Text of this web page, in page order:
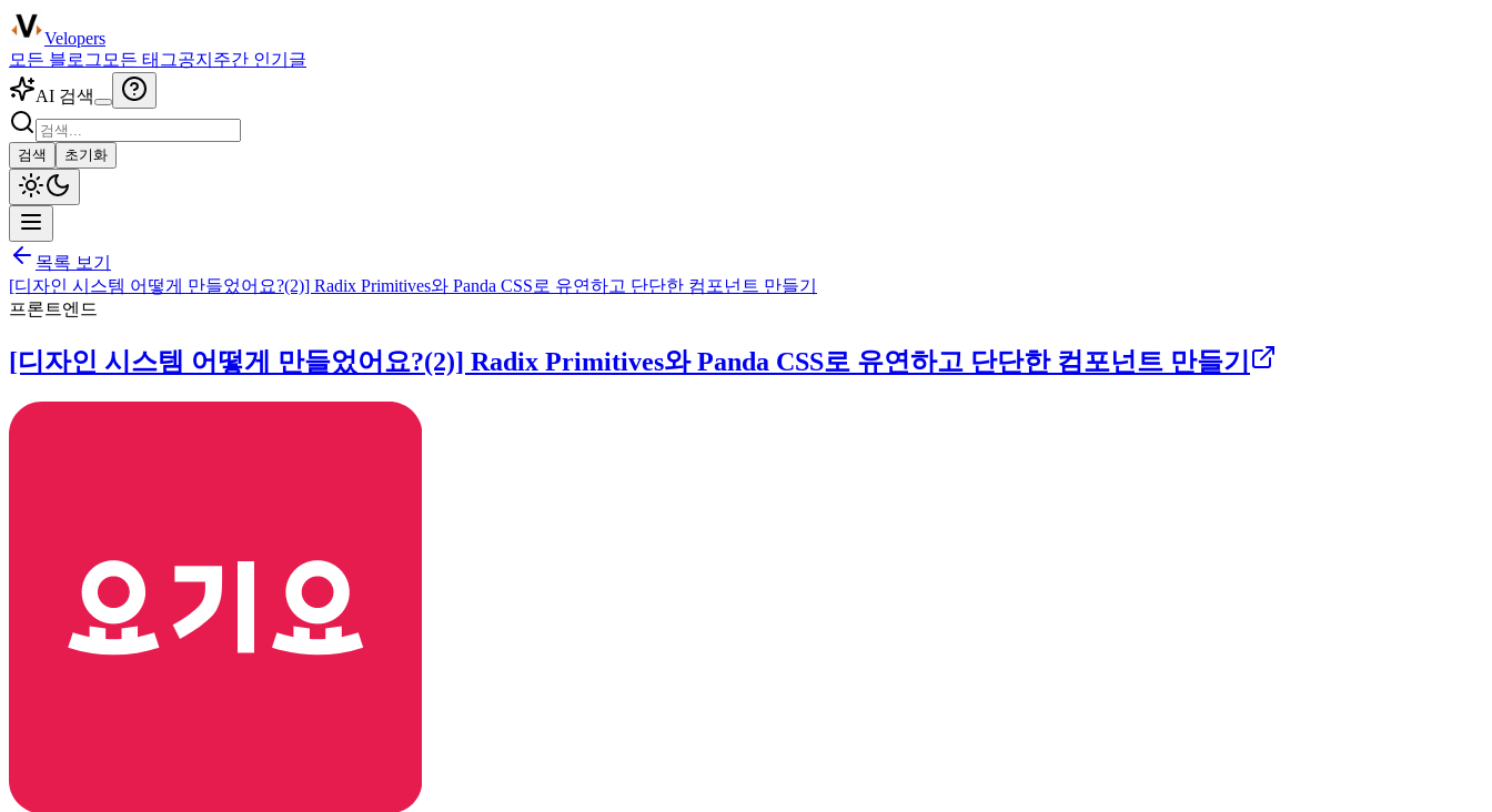
Velopers
모든 블로그 모든 태그공지 주간 인기글
AI 검색
검색 초기화
목록 보기
[디자인 시스템 어떻게 만들었어요?(2)] Radix Primitives와 Panda CSS로 유연하고 단단한 컴포넌트 만들기
프론트엔드
[디자인 시스템 어떻게 만들었어요?(2)] Radix Primitives와 Panda CSS로 유연하고 단단한 컴포넌트 만들기